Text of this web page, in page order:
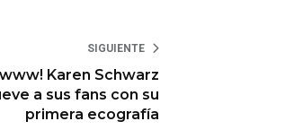
SIGUIENTE
Karen Schwarz
a sus fans con su
primera ecografía